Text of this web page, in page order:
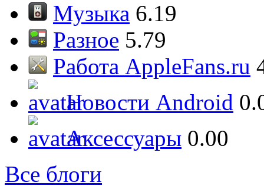
Музыка 6.19
Разное 5.79
Работа AppleFans.ru
Новости Android
Аксессуары 0.00
Все блоги